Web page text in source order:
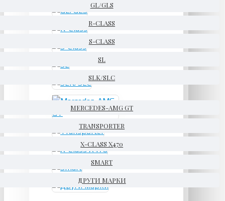
GL/GLS
R-CLASS
S-CLASS
SL
SLK/SLC
MERCEDES-AMG GT
TRANSPORTER
X-CLASS X470
SMART
ДРУГИ МАРКИ